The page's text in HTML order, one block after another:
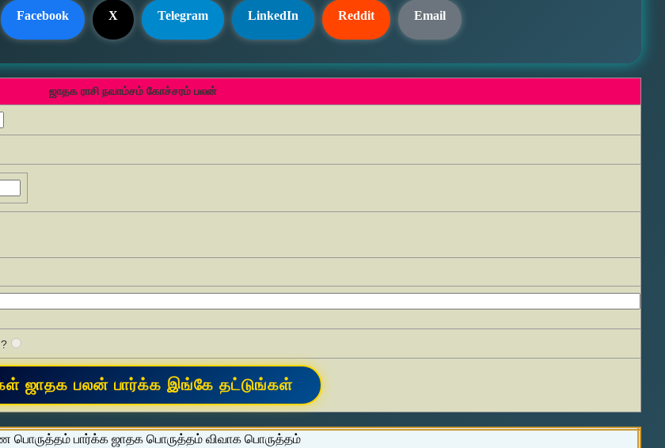
Facebook X Telegram LinkedIn Reddit Email
ஜாதக ராசி நவாம்சம் கோச்சரம் பலன்
பொருத்தம் பார்க்க ஜாதக பொருத்தம் விவாக பொருத்தம்